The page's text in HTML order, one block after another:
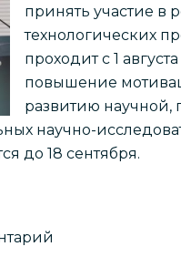
принять участие в
технологических
проходит с 1
повышение
развитию научной,
научно-
до 18 сентября.